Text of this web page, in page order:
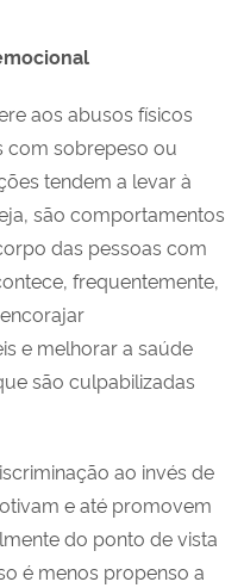
aos abusos físicos
com sobrepeso ou
tendem a levar à
são comportamentos
das pessoas com
frequentemente,
e melhorar a saúde
são culpabilizadas
ao invés de
e até promovem
do ponto de vista
é menos propenso a